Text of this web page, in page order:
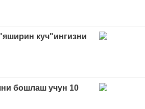
куч"ингизни
бошлаш учун 10